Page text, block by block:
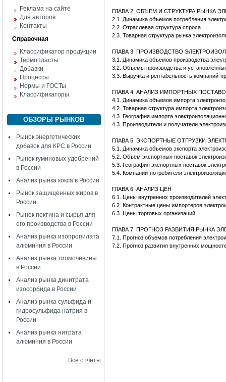
Реклама на сайте
Для авторов
Контакты
Справочная
Классификатор продукции
Термопласты
Добавки
Процессы
Нормы и ГОСТы
Классификаторы
ОБЗОРЫ РЫНКОВ
Рынок энергетических
добавок для КРС в России
Рынок гуминовых удобрений
в России
Анализ рынка кокса в России
Рынок защищенных жиров в
России
Рынок пектина и сырья для
его производства в России
Анализ рынка изопропилата
алюминия в России
Анализ рынка тиомочевины
в России
Анализ рынка динитрата
изосорбида в России
Анализ рынка сульфида и
гидросульфида натрия в
России
Анализ рынка нитрата
алюминия в России
Все отчеты
ГЛАВА 2. ОБЪЕМ И СТРУКТУРА РЫНКА
2.1. Динамика объемов потребления
2.2. Отраслевая структура спроса
2.3. Товарная структура рынка
ГЛАВА 3. ПРОИЗВОДСТВО
3.1. Динамика объемов производства
3.2. Объемы производства и
3.3. Выручка и рентабельность компаний-
ГЛАВА 4. АНАЛИЗ ИМПОРТНЫХ
4.1. Динамика объемов импорта
4.2. Товарная структура импорта
4.3. География импорта
4.3. Производители и получатели
ГЛАВА 5. ЭКСПОРТНЫЕ ОТГРУЗКИ
5.1. Динамика объемов экспорта
5.2. Объем экспортных поставок
5.3. География экспортных поставок
5.4. Компании-потребители
ГЛАВА 6. АНАЛИЗ ЦЕН
6.1. Цены внутренних производителей
6.2. Контрактные цены импортеров
6.3. Цены торговых организаций
ГЛАВА 7. ПРОГНОЗ РАЗВИТИЯ РЫНКА
7.1. Прогноз объемов потребления
7.2. Прогноз развития внутренних